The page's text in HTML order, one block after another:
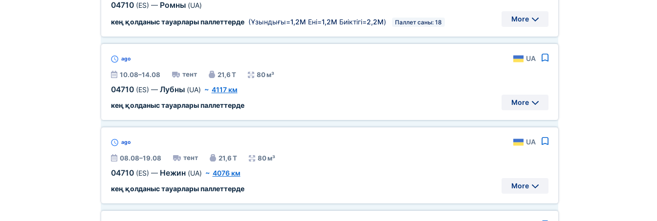
04710 (ES) — Ромны (UA)
кең қолданыс тауарлары паллеттерде(Ұзындығы=1,2М Ені=1,2М Биіктігі=2,2М) Паллет саны: 18 More
ago UA
10.08–14.08 тент 21,6 Т 80 м³
04710 (ES) — Лубны (UA) ~ 4117 км
кең қолданыс тауарлары паллеттерде
More
ago UA
08.08–19.08 тент 21,6 Т 80 м³
04710 (ES) — Нежин (UA) ~ 4076 км
кең қолданыс тауарлары паллеттерде
More